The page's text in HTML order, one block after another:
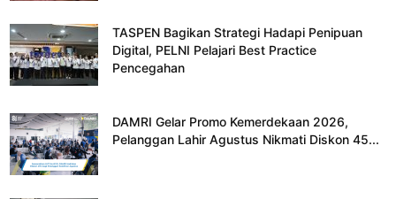
TASPEN Bagikan Strategi Hadapi Penipuan
Digital, PELNI Pelajari Best Practice
Pencegahan
DAMRI Gelar Promo Kemerdekaan 2026,
Pelanggan Lahir Agustus Nikmati Diskon 45...